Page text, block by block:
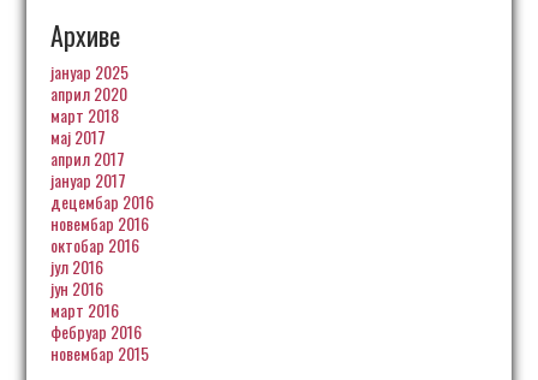
Архиве
јануар 2025
април 2020
март 2018
мај 2017
април 2017
јануар 2017
децембар 2016
новембар 2016
октобар 2016
јул 2016
јун 2016
март 2016
фебруар 2016
новембар 2015